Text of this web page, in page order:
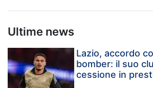
Ultime news
Lazio, accordo
bomber: il suo
cessione in